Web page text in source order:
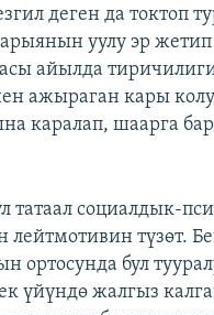
деген да токтоп
уулу эр жетип
айылда
ажыраган кары
каралап, шаарга
социалдык-
лейтмотивин түзөт.
ортосунда бул
үйүндө жалгыз